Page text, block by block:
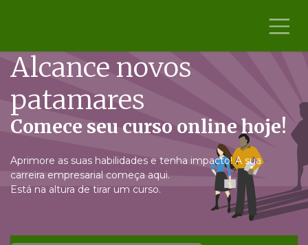
Alcance novos
patamares
Comece seu curso online hoje!
Aprimore as suas habilidades e tenha impacto! A sua
carreira empresarial começa aqui.
Está na altura de tirar um curso.